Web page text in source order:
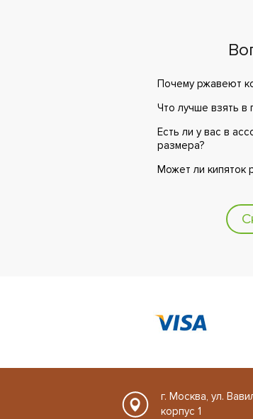
Почему ржавеют
Что лучше взять в
Есть ли у вас в
размера?
Может ли кипяток
г. Москва, ул.
корпус 1